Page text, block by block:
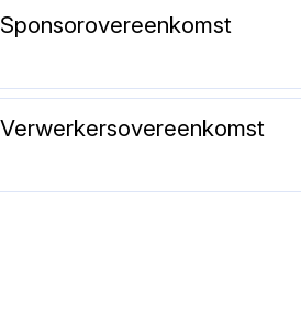
Sponsorovereenkomst
Verwerkersovereenkomst